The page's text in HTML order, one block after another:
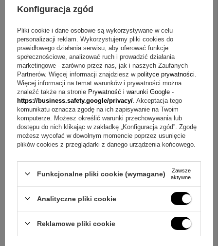
ZOBACZ CO KLIENCI ZAKUPILI
Z TYM TOWAREM
Konfiguracja zgód
Pliki cookie i dane osobowe są wykorzystywane w celu
personalizacji reklam. Wykorzystujemy pliki cookies do
prawidłowego działania serwisu, aby oferować funkcje
społecznościowe, analizować ruch i prowadzić działania
marketingowe - zarówno przez nas, jak i naszych Zaufanych
Partnerów. Więcej informacji znajdziesz w polityce prywatności
Więcej informacji na temat warunków i prywatności można
znaleźć także na stronie Prywatność i warunki Google -
https://business.safety.google/privacy/ . Akceptacja tego
komunikatu oznacza zgodę na ich zapisywanie na Twoim
komputerze. Możesz określić warunki przechowywania lub
dostępu do nich klikając w zakładkę „Konfiguracja zgód”. Zgodę
możesz wycofać w dowolnym momencie poprzez usunięcie
plików cookies z przeglądarki z danego urządzenia końcowego.
Funkcjonalne pliki cookie (wymagane)
Zawsze
aktywne
Analityczne pliki cookie
Reklamowe pliki cookie